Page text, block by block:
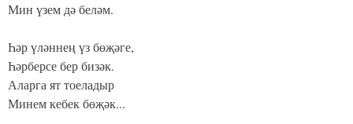
Мин үзем дә беләм.
Һәр үләннең үз бөҗәге,
Һәрберсе бер бизәк.
Аларга ят тоеладыр
Минем кебек бөҗәк...